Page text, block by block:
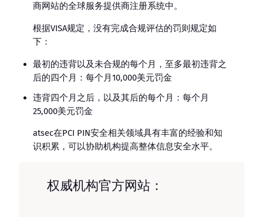
商网站的全球服务提供商注册系统中。
根据VISA规定，没有完成合规评估的罚则规定如
下：
最初的违背以及未合规的每个月，至多最初违背之
后的四个月：每个月10,000美元罚金
违背四个月之后，以及其后的每个月：每个月
25,000美元罚金
atsec在PCI PIN安全相关领域具有丰富的经验和知
识积累，可以协助机构提高整体信息安全水平。
权威机构官方网站：